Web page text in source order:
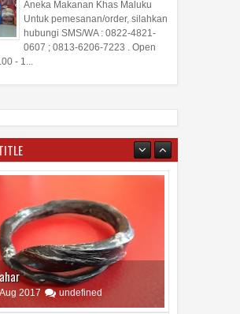
Aneka Makanan Khas Maluku
Untuk pemesanan/order, silahkan
hubungi SMS/WA : 0822-4821-
0607 ; 0813-6206-7223 . Open
- 1...
Aug 2017 undefined